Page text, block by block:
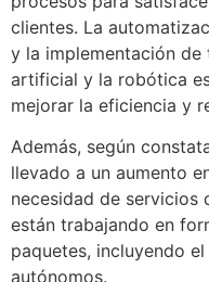
clientes. La
y la implementación
artificial y la robótica
mejorar la eficiencia y
Además, según
llevado a un aumento
necesidad de servicios
están trabajando en
paquetes, incluyendo
autónomos.